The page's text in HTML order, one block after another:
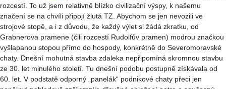
rozcestí. To už jsem relativně blízko civilizační výspy, k našemu
značení se na chvíli připojí žlutá TZ. Abychom se jen nevozili ve
strojové stopě, a i z důvodu, že každý výlet si žádá zkratku, od
Grabnerova pramene (čili rozcestí Rudolfův pramen) modrou značkou
vyšlapanou stopou přímo do hospody, konkrétně do Severomoravské
chaty. Dnešní mohutná stavba zdaleka nepřipomíná skromnou stavbu
ze 30. let minulého století. Tu dnešní podobu postupně získávala od
60. let. V podstatě odporný „panelák“ podnikové chaty přeci jen